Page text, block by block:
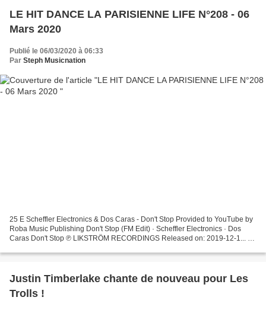
LE HIT DANCE LA PARISIENNE LIFE N°208 - 06
Mars 2020
Publié le 06/03/2020 à 06:33
Par Steph Musicnation
25 E Scheffler Electronics & Dos Caras - Don't Stop Provided to YouTube by
Roba Music Publishing Don't Stop (FM Edit) · Scheffler Electronics · Dos
Caras Don't Stop ℗ LIKSTRÖM RECORDINGS Released on: 2019-12-1... 24
Justin Timberlake chante de nouveau pour Les
Trolls !